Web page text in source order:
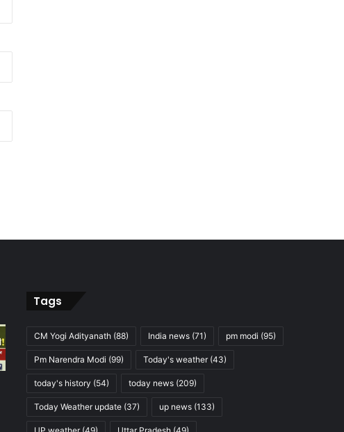
Tags
CM Yogi Adityanath(88) India news(71) pm modi (95)
Pm Narendra Modi (99) Today's weather(43)
today's history (54) today news(209)
Today Weather update(37) up news(133)